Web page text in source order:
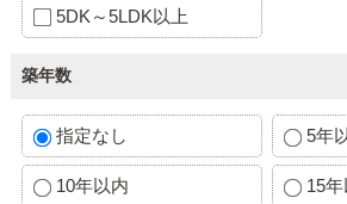
5DK～5LDK以上
築年数
指定なし 5年
10年以内 15